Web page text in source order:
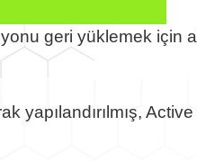
geri yüklemek için